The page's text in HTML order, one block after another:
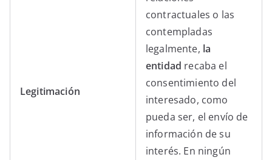
Legitimación
contractuales o las
contempladas
legalmente, la
entidad recaba el
consentimiento del
interesado, como
pueda ser, el envío de
información de su
interés. En ningún